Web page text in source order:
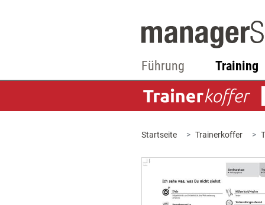
Führung Training
Startseite Trainerkoffer